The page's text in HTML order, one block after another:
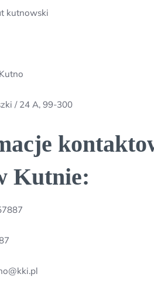
kutnowski
Kutno
/ 24 A, 99-300
Kutnie: